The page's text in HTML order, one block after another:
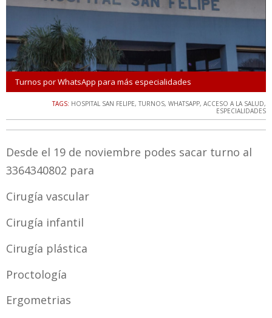
Turnos por WhatsApp para más especialidades
TAGS: HOSPITAL SAN FELIPE, TURNOS, WHATSAPP, ACCESO A LA SALUD,
ESPECIALIDADES
Desde el 19 de noviembre podes sacar turno al
3364340802 para
Cirugía vascular
Cirugía infantil
Cirugía plástica
Proctología
Ergometrias